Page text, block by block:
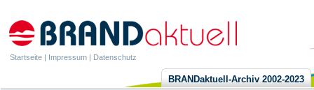
Startseite | Impressum | Datenschutz
BRANDaktuell-Archiv 2002-2023